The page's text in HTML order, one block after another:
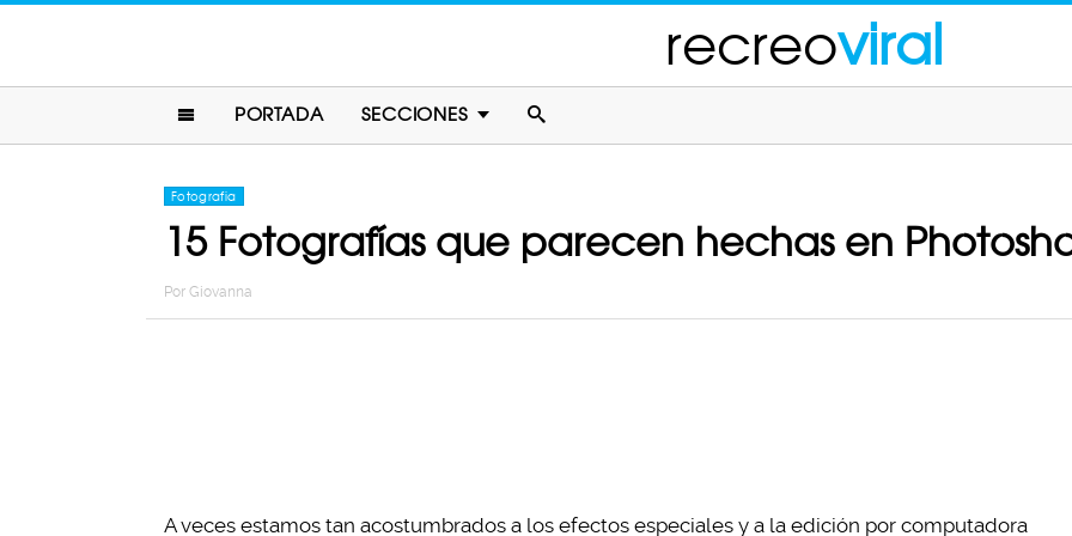
recreoviral
PORTADA SECCIONES
Fotografia
15 Fotografías que parecen hechas en
Por Giovanna
A veces estamos tan acostumbrados a los efectos especiales y a la edición por computadora